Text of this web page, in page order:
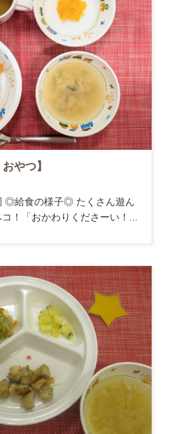
やつ】
◎給食の様子◎ たくさん遊ん
！「おかわりくださーい！...